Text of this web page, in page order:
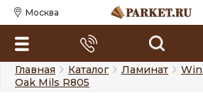
Москва
Главная Каталог Ламинат
Oak Mils R805